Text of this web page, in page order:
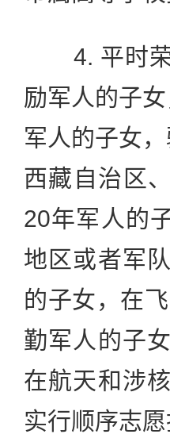
4. 平时荣
励军人的子
军人的子女
西藏自治区
20年军人的
地区或者军
的子女，在
勤军人的子
在航天和涉
实行顺序志